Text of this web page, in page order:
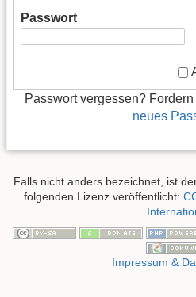
Passwort
Passwort vergessen?
neues
Falls nicht anders bezeichnet, ist
folgenden Lizenz veröffentlicht:
Impressum &